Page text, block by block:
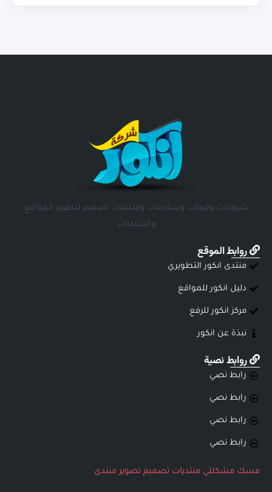
شروحات وقوالب وسكربتات وملحقات تصميم لتطوير المواقع
والمنتديات
روابط الموقع
منتدى انكور التطويري
دليل انكور للمواقع
مركز انكور للرفع
نبذة عن انكور
روابط نصية
رابط نصي
رابط نصي
رابط نصي
رابط نصي
مسك مشكلتي منتديات تصميم تصوير منتدى